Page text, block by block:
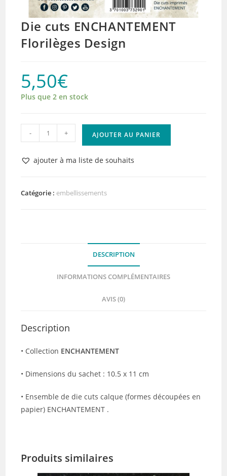
Die cuts ENCHANTEMENT
Florilèges Design
5,50€
Plus que 2 en stock
quantité
de
Die
Florilèges
- + AJOUTER AU PANIER
ajouter à ma liste de souhaits
Catégorie : embellissements
DESCRIPTION
INFORMATIONS COMPLÉMENTAIRES
AVIS (0)
Description
• Collection ENCHANTEMENT
• Dimensions du sachet : 10.5 x 11 cm
• Ensemble de die cuts calque (formes découpées en
papier) ENCHANTEMENT .
Produits similaires